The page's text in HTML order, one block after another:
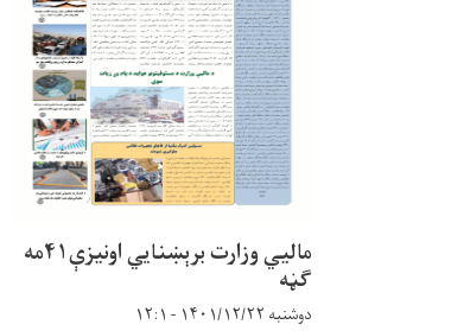
مالیي وزارت برېښنایي اونیزې۴۱مه
ګڼه
دوشنبه ۱۴۰۱/۱۲/۲۲ - ۱۲:۱